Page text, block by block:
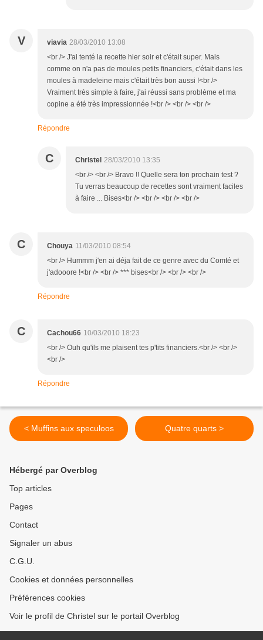
V viavia 28/03/2010 13:08
<br /> J'ai tenté la recette hier soir et c'était super. Mais
comme on n'a pas de moules petits financiers, c'était dans les
moules à madeleine mais c'était très bon aussi !<br />
Vraiment très simple à faire, j'ai réussi sans problème et ma
copine a été très impressionnée !<br /> <br /> <br />
Répondre
C Christel 28/03/2010 13:35
<br /> <br /> Bravo !! Quelle sera ton prochain test ?
Tu verras beaucoup de recettes sont vraiment faciles
à faire ... Bises<br /> <br /> <br /> <br />
C Chouya 11/03/2010 08:54
<br /> Hummm j'en ai déja fait de ce genre avec du Comté et
j'adooore !<br /> <br /> *** bises<br /> <br /> <br />
Répondre
C Cachou66 10/03/2010 18:23
<br /> Ouh qu'ils me plaisent tes p'tits financiers.<br /> <br />
<br />
Répondre
< Muffins aux speculoos Quatre quarts >
Hébergé par Overblog
Top articles
Pages
Contact
Signaler un abus
C.G.U.
Cookies et données personnelles
Préférences cookies
Voir le profil de Christel sur le portail Overblog